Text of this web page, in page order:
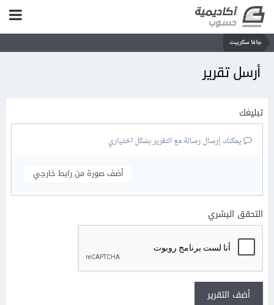
جافا سكريبت
أرسل تقرير
تبليغك
يمكنك إرسال رسالة مع التقرير بشكل اختياري
أضف صورة من رابط خارجي
التحقق البشري
أضف التقرير